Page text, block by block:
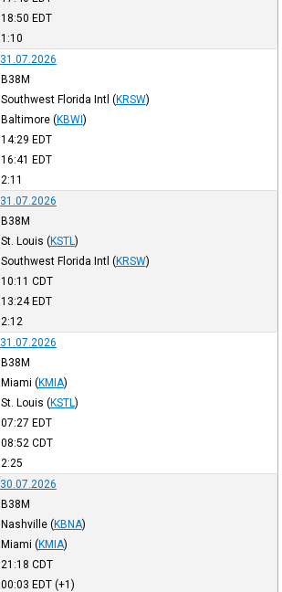
18:50 EDT
1:10
31.07.2026
B38M
Southwest Florida Intl (KRSW)
Baltimore (KBWI)
14:29 EDT
16:41 EDT
2:11
31.07.2026
B38M
St. Louis (KSTL )
Southwest Florida Intl (KRSW)
10:11 CDT
13:24EDT
2:12
31.07.2026
B38M
Miami (KMIA)
St. Louis (KSTL )
07:27 EDT
08:52 CDT
2:25
30.07.2026
B38M
Nashville (KBNA)
Miami (KMIA)
21:18 CDT
00:03 EDT(+1)